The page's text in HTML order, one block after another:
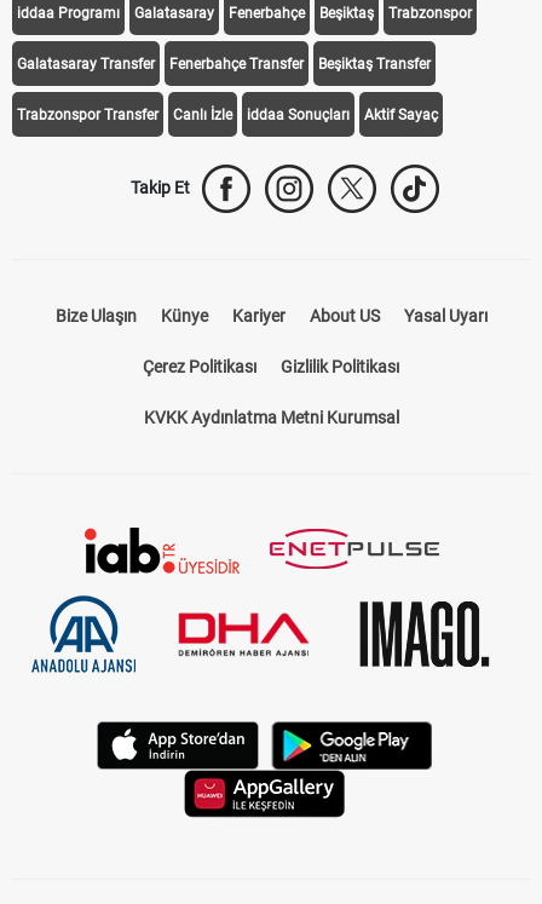
iddaa Programı Galatasaray Fenerbahçe Beşiktaş Trabzonspor
Galatasaray Transfer Fenerbahçe Transfer Beşiktaş Transfer
Trabzonspor Transfer Canlı İzle iddaa Sonuçları Aktif Sayaç
Takip Et
Bize Ulaşın Künye Kariyer About US Yasal Uyarı
Çerez Politikası Gizlilik Politikası
KVKK Aydınlatma Metni Kurumsal